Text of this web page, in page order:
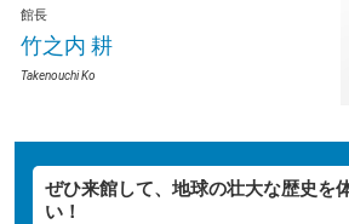
館長
竹之内 耕
Takenouchi Ko
ぜひ来館して、地球の壮大な歴史を
い！